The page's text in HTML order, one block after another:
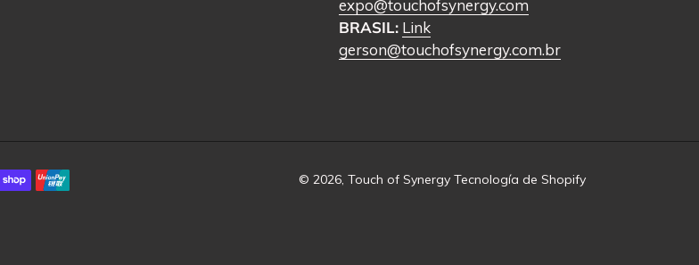
expo@touchofsynergy.com
BRASIL: Link
gerson@touchofsynergy.com.br
© 2026, Touch of Synergy Tecnología de Shopify